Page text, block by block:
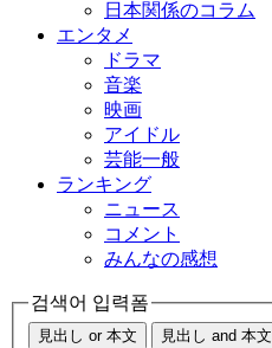
日本関係のコラム
エンタメ
ドラマ
音楽
映画
アイドル
芸能一般
ランキング
ニュース
コメント
みんなの感想
검색어 입력폼
見出し or 本文 見出し and 本文